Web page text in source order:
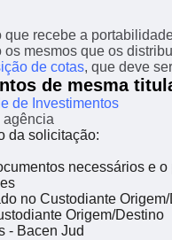
recebe a
mesmos que os
de cotas, que deve
de mesma
de Investimentos
agência
da solicitação:
necessários e
no Custodiante
Origem/Destino
- Bacen Jud